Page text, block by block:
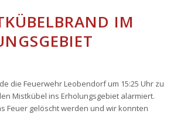
IM
die Feuerwehr Leobendorf um 15:25 Uhr zu
Mistkübel ins Erholungsgebiet alarmiert.
Feuer gelöscht werden und wir konnten